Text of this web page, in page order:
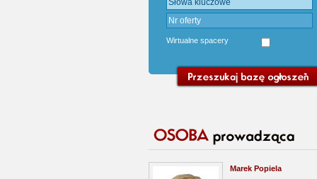
Wirtualne spacery
Marek Popiela